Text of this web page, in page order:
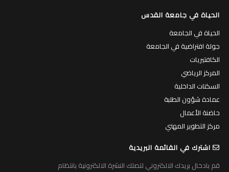
الحياة في جامعة القدس
الحياة في الجامعة
جولة افتراضية في الجامعة
الكافتيريات
المركز الرياضي
السكنات الداخلية
عمادة شؤون الطلبة
حاضنة الأعمال
مركز التطوير المهني
اشترك في القائمة البريدية
قم بادخال بريدك الالكتروني لتصلك النشرة الالكترونية بانتظام